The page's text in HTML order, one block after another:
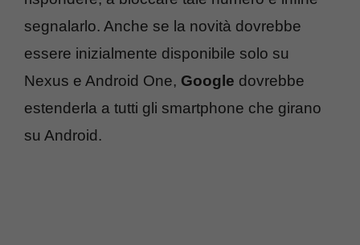
segnalarlo. Anche se la novità dovrebbe
essere inizialmente disponibile solo su
Nexus e Android One, Google dovrebbe
estenderla a tutti gli smartphone che girano
su Android.